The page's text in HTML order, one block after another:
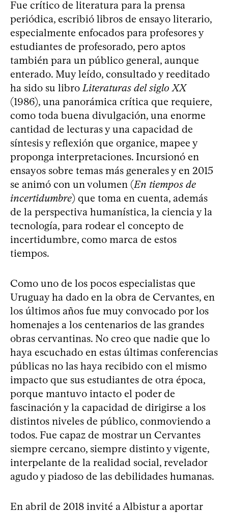
Fue crítico de literatura para la prensa
periódica, escribió libros de ensayo literario,
especialmente enfocados para profesores y
estudiantes de profesorado, pero aptos
también para un público general, aunque
enterado. Muy leído, consultado y reeditado
ha sido su libroLiteraturas del siglo XX
(1986), una panorámica crítica que requiere,
como toda buena divulgación, una enorme
cantidad de lecturas y una capacidad de
síntesis y reflexión que organice, mapee y
proponga interpretaciones. Incursionó en
ensayos sobre temas más generales y en 2015
se animó con un volumen (En tiempos de
incertidumbre) que toma en cuenta, además
de la perspectiva humanística, la ciencia y la
tecnología, para rodear el concepto de
incertidumbre, como marca de estos
tiempos.
Como uno de los pocos especialistas que
Uruguay ha dado en la obra de Cervantes, en
los últimos años fue muy convocado por los
homenajes a los centenarios de las grandes
obras cervantinas. No creo que nadie que lo
haya escuchado en estas últimas conferencias
públicas no las haya recibido con el mismo
impacto que sus estudiantes de otra época,
porque mantuvo intacto el poder de
fascinación y la capacidad de dirigirse a los
distintos niveles de público, conmoviendo a
todos. Fue capaz de mostrar un Cervantes
siempre cercano, siempre distinto y vigente,
interpelante de la realidad social, revelador
agudo y piadoso de las debilidades humanas.
En abril de 2018 invité a Albistur a aportar